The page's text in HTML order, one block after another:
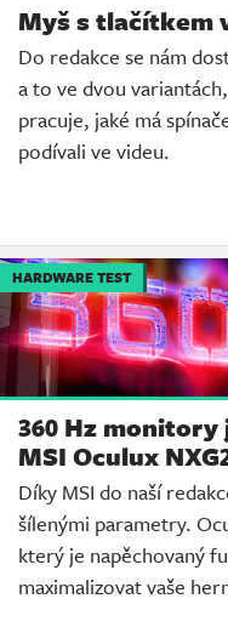
Myš s tlačítkem
Do redakce se nám
a to ve dvou
pracuje, jaké má
podívali ve videu.
HARDWARE TEST
360 Hz
MSI Oculux
Díky MSI do naší
šílenými parametry.
který je napěchovaný
maximalizovat vaše